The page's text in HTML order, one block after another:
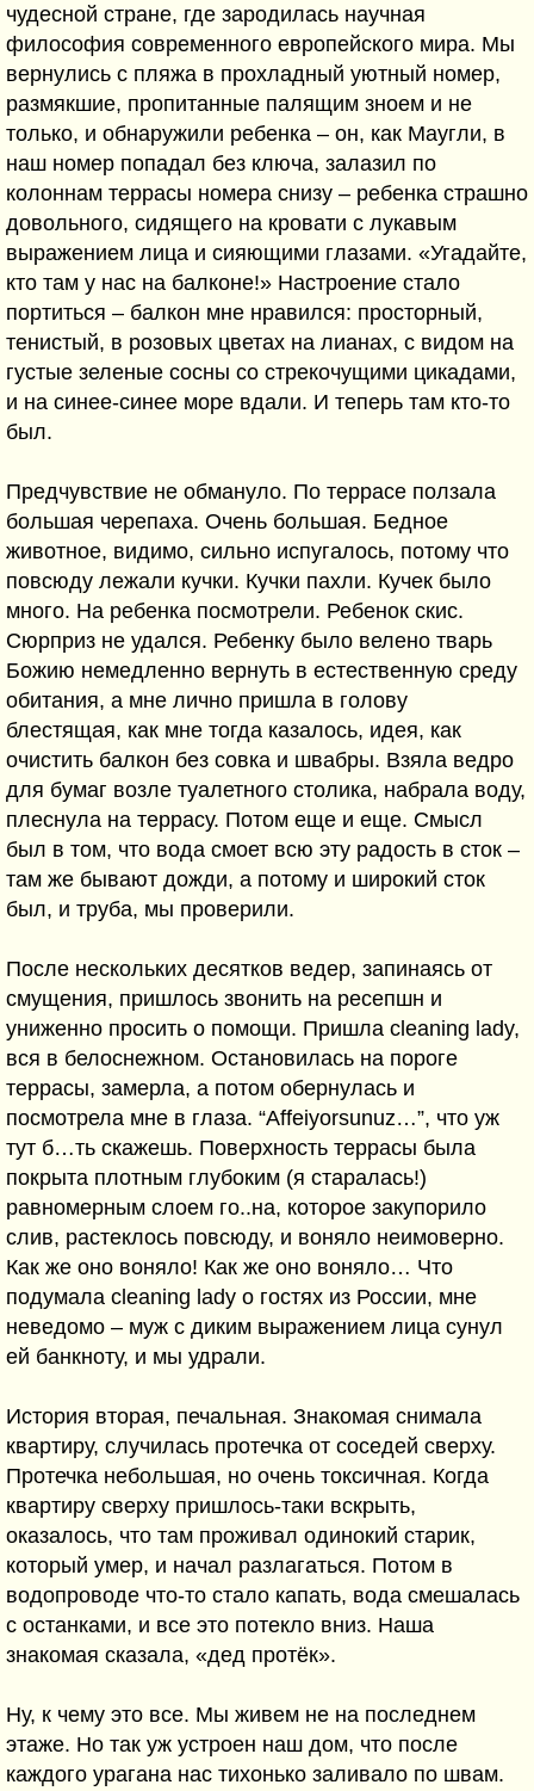
чудесной стране, где зародилась научная
философия современного европейского мира. Мы
вернулись с пляжа в прохладный уютный номер,
размякшие, пропитанные палящим зноем и не
только, и обнаружили ребенка – он, как Маугли, в
наш номер попадал без ключа, залазил по
колоннам террасы номера снизу – ребенка страшно
довольного, сидящего на кровати с лукавым
выражением лица и сияющими глазами. «Угадайте,
кто там у нас на балконе!» Настроение стало
портиться – балкон мне нравился: просторный,
тенистый, в розовых цветах на лианах, с видом на
густые зеленые сосны со стрекочущими цикадами,
и на синее-синее море вдали. И теперь там кто-то
был.
Предчувствие не обмануло. По террасе ползала
большая черепаха. Очень большая. Бедное
животное, видимо, сильно испугалось, потому что
повсюду лежали кучки. Кучки пахли. Кучек было
много. На ребенка посмотрели. Ребенок скис.
Сюрприз не удался. Ребенку было велено тварь
Божию немедленно вернуть в естественную среду
обитания, а мне лично пришла в голову
блестящая, как мне тогда казалось, идея, как
очистить балкон без совка и швабры. Взяла ведро
для бумаг возле туалетного столика, набрала воду,
плеснула на террасу. Потом еще и еще. Смысл
был в том, что вода смоет всю эту радость в сток –
там же бывают дожди, а потому и широкий сток
был, и труба, мы проверили.
После нескольких десятков ведер, запинаясь от
смущения, пришлось звонить на ресепшн и
униженно просить о помощи. Пришла cleaning lady,
вся в белоснежном. Остановилась на пороге
террасы, замерла, а потом обернулась и
посмотрела мне в глаза. “Affeiyorsunuz…”, что уж
тут б…ть скажешь. Поверхность террасы была
покрыта плотным глубоким (я старалась!)
равномерным слоем го..на, которое закупорило
слив, растеклось повсюду, и воняло неимоверно.
Как же оно воняло! Как же оно воняло… Что
подумала cleaning lady о гостях из России, мне
неведомо – муж с диким выражением лица сунул
ей банкноту, и мы удрали.
История вторая, печальная. Знакомая снимала
квартиру, случилась протечка от соседей сверху.
Протечка небольшая, но очень токсичная. Когда
квартиру сверху пришлось-таки вскрыть,
оказалось, что там проживал одинокий старик,
который умер, и начал разлагаться. Потом в
водопроводе что-то стало капать, вода смешалась
с останками, и все это потекло вниз. Наша
знакомая сказала, «дед протёк».
Ну, к чему это все. Мы живем не на последнем
этаже. Но так уж устроен наш дом, что после
каждого урагана нас тихонько заливало по швам.